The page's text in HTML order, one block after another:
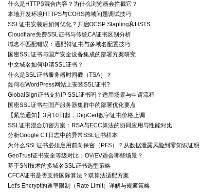
什么是HTTPS混合内容？为什么浏览器会拦截它？
本地开发环境HTTPS与CORS跨域问题调试技巧
SSL证书安装后如何优化？开启OCSP Stapling和HSTS
Cloudflare免费SSL证书与传统CA证书区别分析
域名不匹配错误：通配符证书与多域名配置技巧
国密SSL证书与国产安全设备集成的部署方案研究
中文域名如何申请SSL证书？
什么是SSL证书服务器时间戳（TSA）？
如何在WordPress网站上安装SSL证书?
GlobalSign证书支持IP SSL证书吗？适用场景与申请流程
国密SSL证书在国产服务器集群中的部署优化要点
【紧急通知】3月10日起，DigiCert数字证书价格上调
SSL证书混合加密方案：RSA与ECC算法的协同应用与性能对比
分析Google CT日志中的异常SSL证书样本
为什么SSL证书必须启用前向保密（PFS）？从数据泄露风险到零知识证明的安全价值分析
GeoTrust证书安全等级对比：OV/EV适合哪些场景？
基于SNI技术的多域名SSL证书选型策略
CFCA证书是否支持国际算法？双算法适配方案
Let's Encrypt的速率限制（Rate Limit）详解与规避策略